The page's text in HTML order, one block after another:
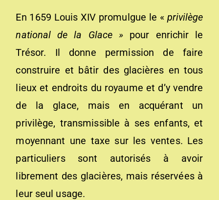
En 1659 Louis XIV promulgue le « privilège
national de la Glace » pour enrichir le
Trésor. Il donne permission de faire
construire et bâtir des glacières en tous
lieux et endroits du royaume et d’y vendre
de la glace, mais en acquérant un
privilège, transmissible à ses enfants, et
moyennant une taxe sur les ventes. Les
particuliers sont autorisés à avoir
librement des glacières, mais réservées à
leur seul usage.